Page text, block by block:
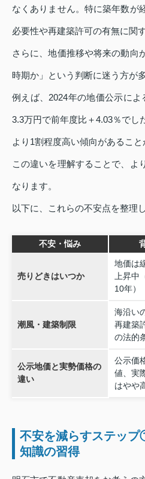
なくありません。特に築年数が
必要性や再建築許可の有無に関
さらに、地価推移や将来の動向
時期か」という判断に迷う方が
例えば、2024年の地価公示に
3.3万円で前年度比＋4.03％でし
より1割程度高い傾向があること
この違いを理解することで、よ
なります。
以下に、これらの不安点を整理
不安・悩み
売りどきはいつか
地価は
上昇中
10年）
潮風・建築制限
海沿い
再建築
の法的
公示地価と実勢価格の
違い
公示価
値、実
はやや
不安を減らすステッ
知識の習得